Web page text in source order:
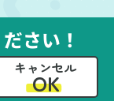
た後には、こ
願いしなくて
単に清掃して
のも好印象で
さい！
キャンセル
OK